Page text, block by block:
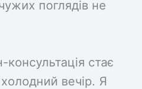
поглядів не
стає
вечір. Я